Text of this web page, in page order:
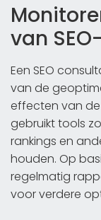
van
Een SEO
van de
effecten van
gebruikt tools
rankings en
houden. Op
regelmatig
voor verdere